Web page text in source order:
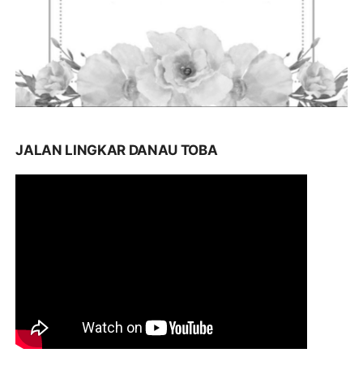
JALAN LINGKAR DANAU TOBA